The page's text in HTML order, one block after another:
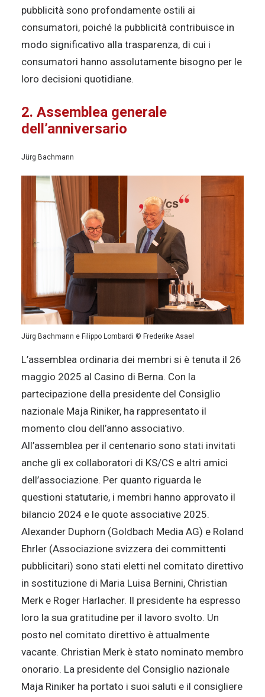
pubblicità sono profondamente ostili ai
consumatori, poiché la pubblicità contribuisce in
modo significativo alla trasparenza, di cui i
consumatori hanno assolutamente bisogno per le
loro decisioni quotidiane.
2. Assemblea generale
dell’anniversario
Jürg Bachmann
Jürg Bachmann e Filippo Lombardi © Frederike Asael
L’assemblea ordinaria dei membri si è tenuta il 26
maggio 2025 al Casino di Berna. Con la
partecipazione della presidente del Consiglio
nazionale Maja Riniker, ha rappresentato il
momento clou dell’anno associativo.
All’assemblea per il centenario sono stati invitati
anche gli ex collaboratori di KS/CS e altri amici
dell’associazione. Per quanto riguarda le
questioni statutarie, i membri hanno approvato il
bilancio 2024 e le quote associative 2025.
Alexander Duphorn (Goldbach Media AG) e Roland
Ehrler (Associazione svizzera dei committenti
pubblicitari) sono stati eletti nel comitato direttivo
in sostituzione di Maria Luisa Bernini, Christian
Merk e Roger Harlacher. Il presidente ha espresso
loro la sua gratitudine per il lavoro svolto. Un
posto nel comitato direttivo è attualmente
vacante. Christian Merk è stato nominato membro
onorario. La presidente del Consiglio nazionale
Maja Riniker ha portato i suoi saluti e il consigliere